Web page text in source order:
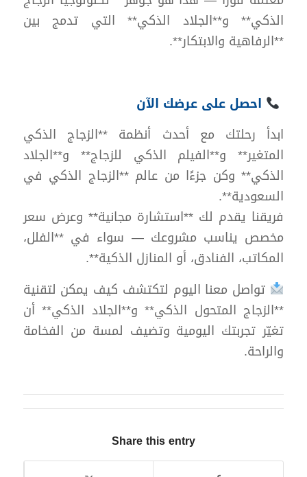
الذكي** و**الجلاد الذكي** التي تدمج بين
**الرفاهية والابتكار**.
احصل على عرضك الآن
ابدأ رحلتك مع أحدث أنظمة **الزجاج الذكي
المتغير** و**الفيلم الذكي للزجاج** و**الجلاد
الذكي** وكن جزءًا من عالم **الزجاج الذكي في
السعودية**.
فريقنا يقدم لك **استشارة مجانية** وعرض سعر
مخصص يناسب مشروعك — سواء في **الفلل،
المكاتب، الفنادق، أو المنازل الذكية**.
تواصل معنا اليوم لتكتشف كيف يمكن لتقنية
**الزجاج المتحول الذكي** و**الجلاد الذكي** أن
تغيّر تجربتك اليومية وتضيف لمسة من الفخامة
والراحة.
Share this entry